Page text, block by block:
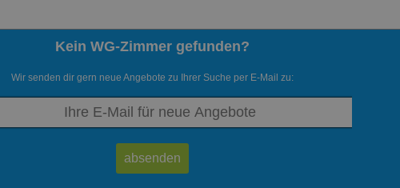
Kein WG-Zimmer gefunden?
Wir senden dir gern neue Angebote zu Ihrer Suche per E-Mail zu: